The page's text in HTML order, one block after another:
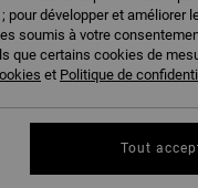
développer et améliorer
soumis à votre
que certains cookies de
et Politique de
Tout